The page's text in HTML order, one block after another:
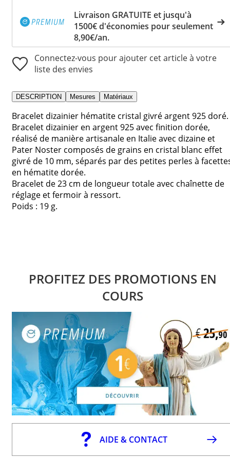
Livraison GRATUITE et jusqu'à
1500€ d'économies pour seulement
8,90€/an.
Connectez-vous pour ajouter cet article à votre
liste des envies
DESCRIPTION Mesures Matériaux
Bracelet dizainier hématite cristal givré argent 925 doré.
Bracelet dizainier en argent 925 avec finition dorée,
réalisé de manière artisanale en Italie avec dizaine et
Pater Noster composés de grains en cristal blanc effet
givré de 10 mm, séparés par des petites perles à
en hématite dorée.
Bracelet de 23 cm de longueur totale avec chaînette de
réglage et fermoir à ressort.
Poids : 19 g.
PROFITEZ DES PROMOTIONS EN
COURS
AIDE & CONTACT